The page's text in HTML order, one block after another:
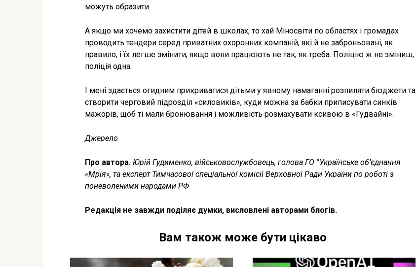
можуть образити.
А якщо ми хочемо захистити дітей в школах, то хай Міносвіти по областях і громадах
проводить тендери серед приватних охоронних компаній, які й не заброньовані, як
правило, і їх легше змінити, якщо вони працюють не так, як треба. Поліцію ж не зміниш,
поліція одна.
І мені здається огидним прикриватися дітьми у явному намаганні розпиляти бюджети та
створити черговий підрозділ «силовиків», куди можна за бабки приписувати синків
мажорів, щоб ті мали бронювання і можливість розмахувати ксивою в «Гудвайні».
Джерело
Про автора. Юрій Гудименко, військовослужбовець, голова ГО “Українське об’єднання
«Мрія», та експерт Тимчасової спеціальної комісії Верховної Ради України по роботі з
поневоленими народами РФ
Редакція не завжди поділяє думки, висловлені авторами блогів.
Вам також може бути цікаво